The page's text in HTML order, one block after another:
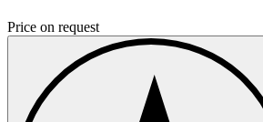
Price on request